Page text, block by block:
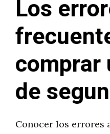
Los
comprar
de
Conocer los errores